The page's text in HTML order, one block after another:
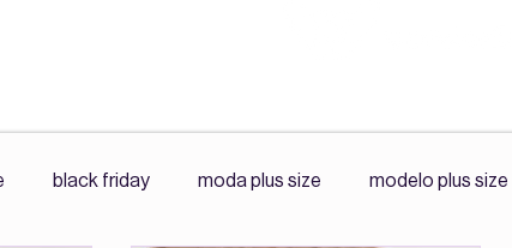
black friday moda plus size modelo plus size